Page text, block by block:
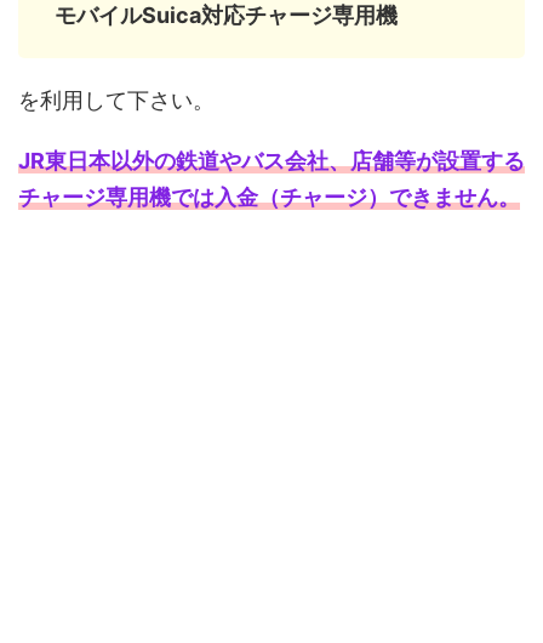
モバイルSuica対応チャージ専用機
を利用して下さい。
JR東日本以外の鉄道やバス会社、店舗等が設置する
チャージ専用機では入金（チャージ）できません。